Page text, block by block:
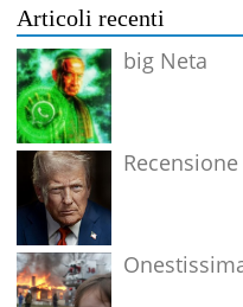
Articoli recenti
big Neta